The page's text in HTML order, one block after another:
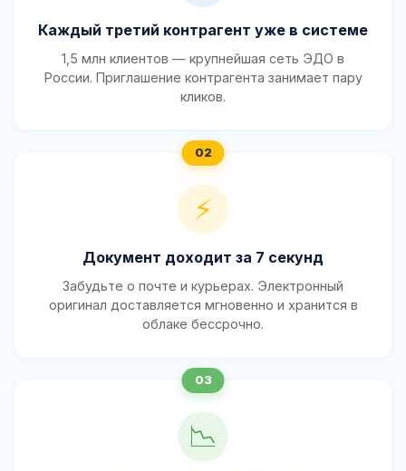
Каждый третий контрагент уже в системе
1,5 млн клиентов — крупнейшая сеть ЭДО в
России. Приглашение контрагента занимает пару
кликов.
⚡
Документ доходит за 7 секунд
Забудьте о почте и курьерах. Электронный
оригинал доставляется мгновенно и хранится в
облаке бессрочно.
📉